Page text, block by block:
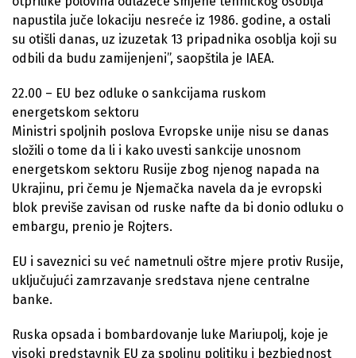
napustila juče lokaciju nesreće iz 1986. godine, a ostali
su otišli danas, uz izuzetak 13 pripadnika osoblja koji su
odbili da budu zamijenjeni”, saopštila je IAEA.
22.00 – EU bez odluke o sankcijama ruskom
energetskom sektoru
Ministri spoljnih poslova Evropske unije nisu se danas
složili o tome da li i kako uvesti sankcije unosnom
energetskom sektoru Rusije zbog njenog napada na
Ukrajinu, pri čemu je Njemačka navela da je evropski
blok previše zavisan od ruske nafte da bi donio odluku o
embargu, prenio je Rojters.
EU i saveznici su već nametnuli oštre mjere protiv Rusije,
uključujući zamrzavanje sredstava njene centralne
banke.
Ruska opsada i bombardovanje luke Mariupolj, koje je
visoki predstavnik EU za spoljnu politiku i bezbjednost